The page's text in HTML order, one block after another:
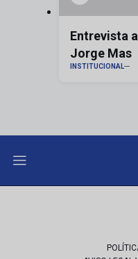
Entrevista
Jorge Mas
INSTITUCIONAL